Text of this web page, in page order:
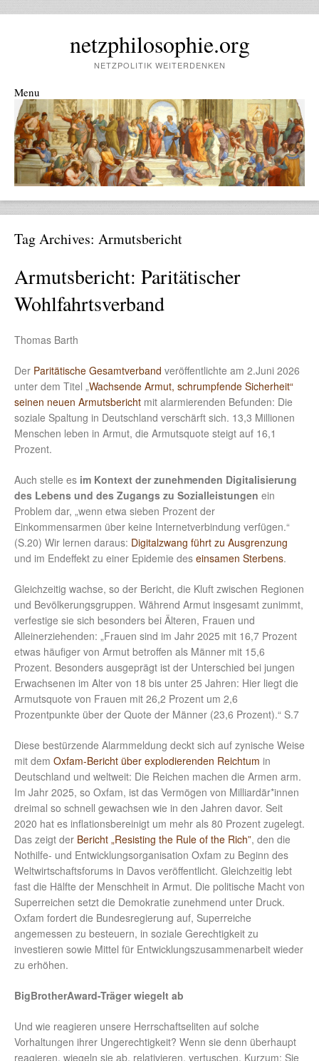
netzphilosophie.org
NETZPOLITIK WEITERDENKEN
Menu
Skip to content
Tag Archives: Armutsbericht
Armutsbericht: Paritätischer
Wohlfahrtsverband
Thomas Barth
Der Paritätische Gesamtverband veröffentlichte am 2.Juni 2026
unter dem Titel „Wachsende Armut, schrumpfende Sicherheit“
seinen neuen Armutsbericht mit alarmierenden Befunden: Die
soziale Spaltung in Deutschland verschärft sich. 13,3 Millionen
Menschen leben in Armut, die Armutsquote steigt auf 16,1
Prozent.
Auch stelle es im Kontext der zunehmenden Digitalisierung
des Lebens und des Zugangs zu Sozialleistungen ein
Problem dar, „wenn etwa sieben Prozent der
Einkommensarmen über keine Internetverbindung verfügen.“
(S.20) Wir lernen daraus: Digitalzwang führt zu Ausgrenzung
und im Endeffekt zu einer Epidemie des einsamen Sterbens.
Gleichzeitig wachse, so der Bericht, die Kluft zwischen Regionen
und Bevölkerungsgruppen. Während Armut insgesamt zunimmt,
verfestige sie sich besonders bei Älteren, Frauen und
Alleinerziehenden: „Frauen sind im Jahr 2025 mit 16,7 Prozent
etwas häufiger von Armut betroffen als Männer mit 15,6
Prozent. Besonders ausgeprägt ist der Unterschied bei jungen
Erwachsenen im Alter von 18 bis unter 25 Jahren: Hier liegt die
Armutsquote von Frauen mit 26,2 Prozent um 2,6
Prozentpunkte über der Quote der Männer (23,6 Prozent).“ S.7
Diese bestürzende Alarmmeldung deckt sich auf zynische Weise
mit dem Oxfam-Bericht über explodierenden Reichtum in
Deutschland und weltweit: Die Reichen machen die Armen arm.
Im Jahr 2025, so Oxfam, ist das Vermögen von Milliardär*innen
dreimal so schnell gewachsen wie in den Jahren davor. Seit
2020 hat es inflationsbereinigt um mehr als 80 Prozent zugelegt.
Das zeigt der Bericht „Resisting the Rule of the Rich”, den die
Nothilfe- und Entwicklungsorganisation Oxfam zu Beginn des
Weltwirtschaftsforums in Davos veröffentlicht. Gleichzeitig lebt
fast die Hälfte der Menschheit in Armut. Die politische Macht von
Superreichen setzt die Demokratie zunehmend unter Druck.
Oxfam fordert die Bundesregierung auf, Superreiche
angemessen zu besteuern, in soziale Gerechtigkeit zu
investieren sowie Mittel für Entwicklungszusammenarbeit wieder
zu erhöhen.
BigBrotherAward-Träger wiegelt ab
Und wie reagieren unsere Herrschaftseliten auf solche
Vorhaltungen ihrer Ungerechtigkeit? Wenn sie denn überhaupt
reagieren, wiegeln sie ab, relativieren, vertuschen. Kurzum: Sie